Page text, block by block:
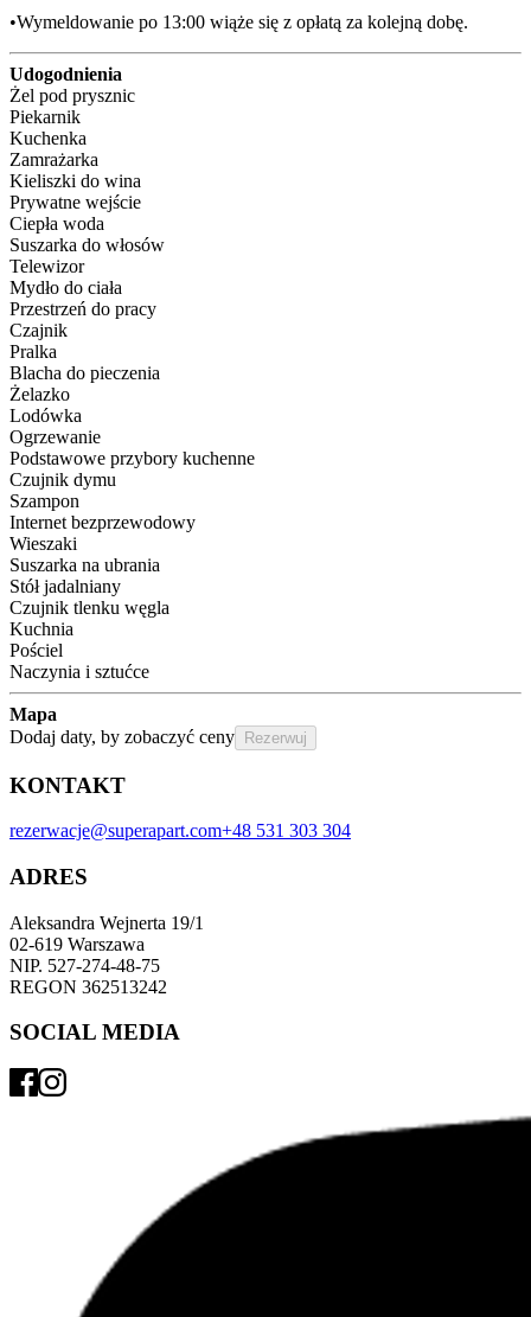
•Wymeldowanie po 13:00 wiąże się z opłatą za kolejną dobę.
Udogodnienia
Żel pod prysznic
Piekarnik
Kuchenka
Zamrażarka
Kieliszki do wina
Prywatne wejście
Ciepła woda
Suszarka do włosów
Telewizor
Mydło do ciała
Przestrzeń do pracy
Czajnik
Pralka
Blacha do pieczenia
Żelazko
Lodówka
Ogrzewanie
Podstawowe przybory kuchenne
Czujnik dymu
Szampon
Internet bezprzewodowy
Wieszaki
Suszarka na ubrania
Stół jadalniany
Czujnik tlenku węgla
Kuchnia
Pościel
Naczynia i sztućce
Mapa
Dodaj daty, by zobaczyć ceny
Rezerwuj
KONTAKT
rezerwacje@superapart.com+48 531 303 304
ADRES
Aleksandra Wejnerta 19/1
02-619 Warszawa
NIP. 527-274-48-75
REGON 362513242
SOCIAL MEDIA